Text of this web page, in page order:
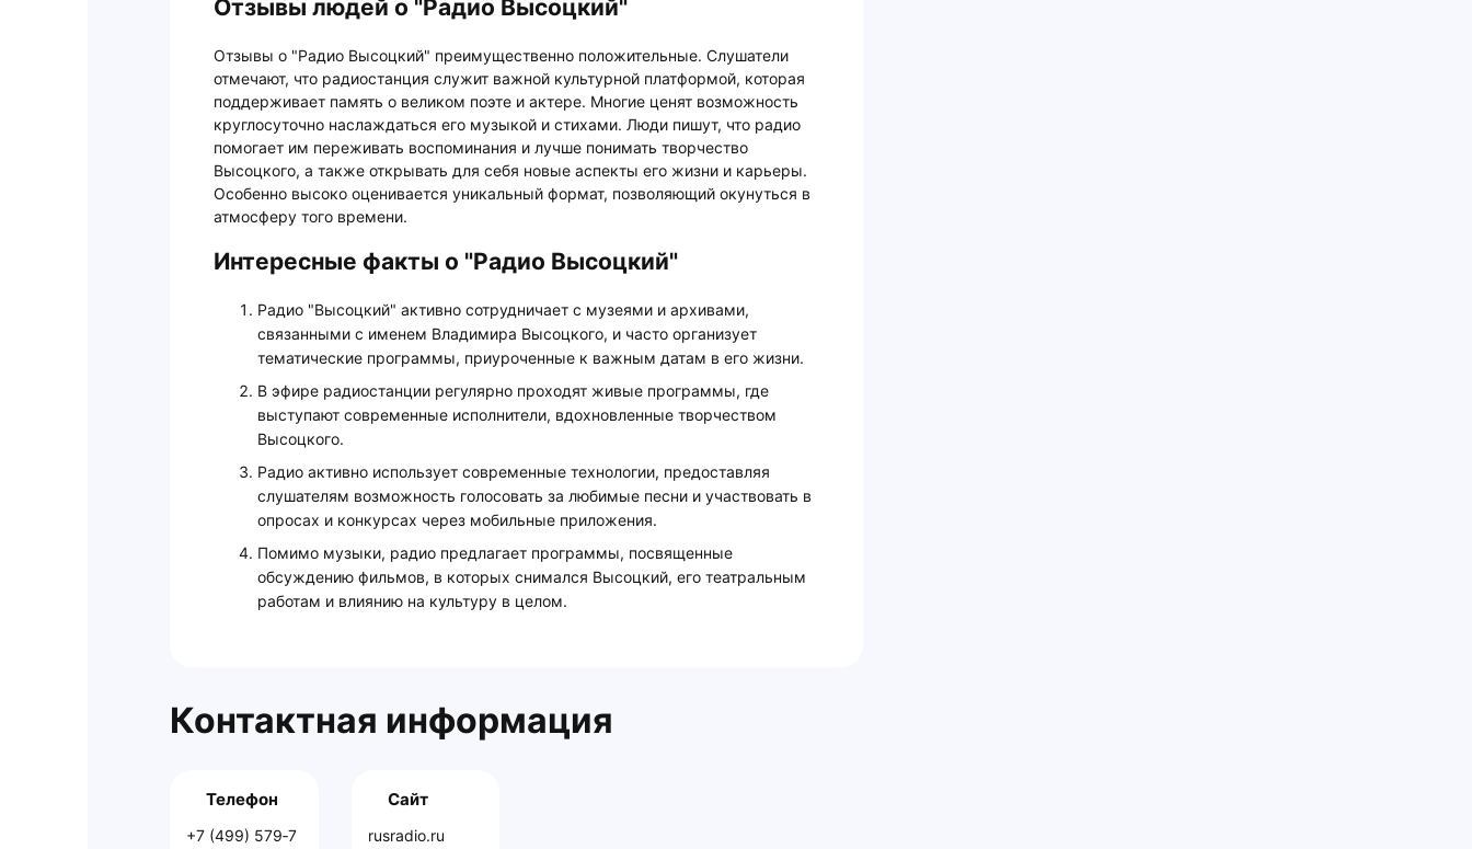
Отзывы людей о "Радио Высоцкий"
Отзывы о "Радио Высоцкий" преимущественно положительные. Слушатели
отмечают, что радиостанция служит важной культурной платформой, которая
поддерживает память о великом поэте и актере. Многие ценят возможность
круглосуточно наслаждаться его музыкой и стихами. Люди пишут, что радио
помогает им переживать воспоминания и лучше понимать творчество
Высоцкого, а также открывать для себя новые аспекты его жизни и карьеры.
Особенно высоко оценивается уникальный формат, позволяющий окунуться в
атмосферу того времени.
Интересные факты о "Радио Высоцкий"
Радио "Высоцкий" активно сотрудничает с музеями и архивами,
связанными с именем Владимира Высоцкого, и часто организует
тематические программы, приуроченные к важным датам в его жизни.
В эфире радиостанции регулярно проходят живые программы, где
выступают современные исполнители, вдохновленные творчеством
Высоцкого.
Радио активно использует современные технологии, предоставляя
слушателям возможность голосовать за любимые песни и участвовать в
опросах и конкурсах через мобильные приложения.
Помимо музыки, радио предлагает программы, посвященные
обсуждению фильмов, в которых снимался Высоцкий, его театральным
работам и влиянию на культуру в целом.
Контактная информация
Телефон
+7 (499) 579‑7
Сайт
rusradio.ru